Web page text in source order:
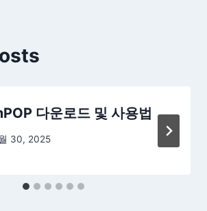
다운로드 및 사용법
30, 2025